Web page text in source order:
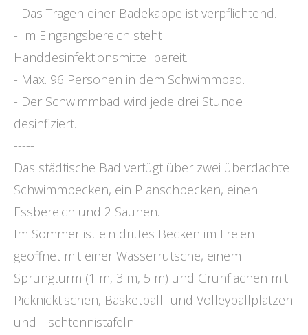
- Das Tragen einer Badekappe ist verpflichtend.
- Im Eingangsbereich steht
Handdesinfektionsmittel bereit.
- Max. 96 Personen in dem Schwimmbad.
- Der Schwimmbad wird jede drei Stunde
desinfiziert.
-----
Das städtische Bad verfügt über zwei überdachte
Schwimmbecken, ein Planschbecken, einen
Essbereich und 2 Saunen.
Im Sommer ist ein drittes Becken im Freien
geöffnet mit einer Wasserrutsche, einem
Sprungturm (1 m, 3 m, 5 m) und Grünflächen mit
Picknicktischen, Basketball- und Volleyballplätzen
und Tischtennistafeln.